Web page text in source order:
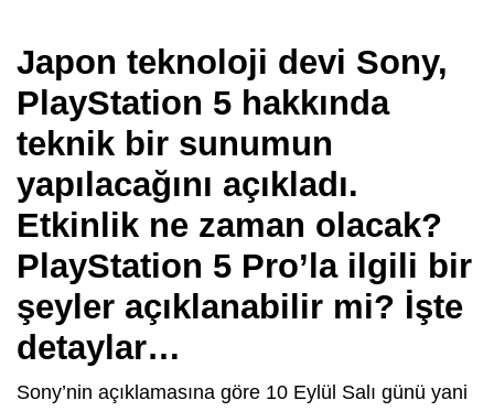
Japon teknoloji devi Sony,
PlayStation 5 hakkında
teknik bir sunumun
yapılacağını açıkladı.
Etkinlik ne zaman olacak?
PlayStation 5 Pro’la ilgili bir
şeyler açıklanabilir mi? İşte
detaylar…
Sony’nin açıklamasına göre 10 Eylül Salı günü yani